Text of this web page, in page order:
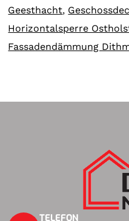
Geesthacht,
Horizontalsperre
Fassadendämmung
TELEFON